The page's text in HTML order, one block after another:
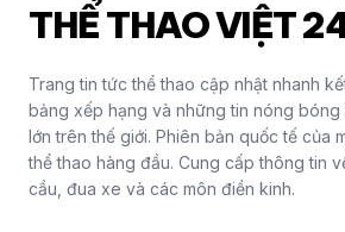
THỂ THAO VIỆT
Trang tin tức thể thao cập nhật nhanh
bảng xếp hạng và những tin nóng
lớn trên thế giới. Phiên bản quốc tế của
thể thao hàng đầu. Cung cấp thông tin
cầu, đua xe và các môn điền kinh.